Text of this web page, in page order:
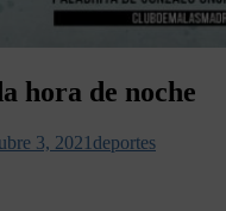
hora de noche
3, 2021 deportes